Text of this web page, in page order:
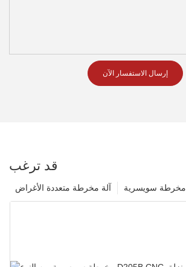
إرسال الاستفسار الآن
قد ترغب
مخرطة سويسرية آلة مخرطة متعددة الأغراض